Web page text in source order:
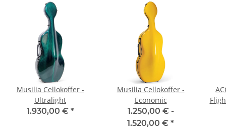
Musilia Cellokoffer -
Ultralight
1.930,00 € *
Musilia Cellokoffer -
Economic
1.250,00 € -
1.520,00 € *